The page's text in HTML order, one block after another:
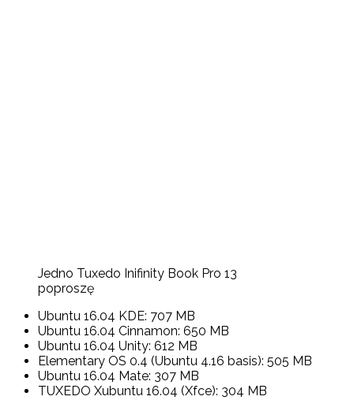
Jedno Tuxedo Inifinity Book Pro 13
poproszę
Ubuntu 16.04 KDE: 707 MB
Ubuntu 16.04 Cinnamon: 650 MB
Ubuntu 16.04 Unity: 612 MB
Elementary OS 0.4 (Ubuntu 4.16 basis): 505 MB
Ubuntu 16.04 Mate: 307 MB
TUXEDO Xubuntu 16.04 (Xfce): 304 MB